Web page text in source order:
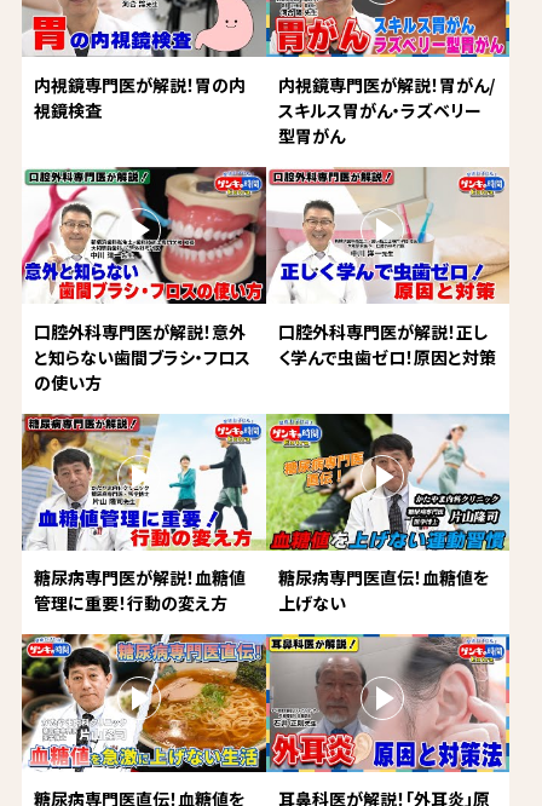
内視鏡専門医が解説！胃の内
視鏡検査
内視鏡専門医が解説！胃がん/
スキルス胃がん・ラズベリー
型胃がん
口腔外科専門医が解説！意外
と知らない歯間ブラシ・フロス
の使い方
口腔外科専門医が解説！正し
く学んで虫歯ゼロ！原因と対策
糖尿病専門医が解説！血糖値
管理に重要！行動の変え方
糖尿病専門医直伝！血糖値を
上げない
糖尿病専門医直伝！血糖値を
耳鼻科医が解説！「外耳炎」原